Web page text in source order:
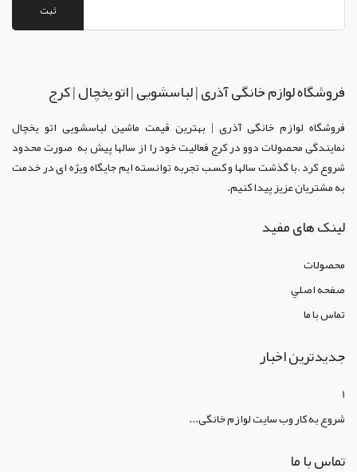
ثبت
فروشگاه لوازم خانگی آذری | لباسشویی | اتو یخچال | کرج
فروشگاه لوازم خانگی آذری | بهترین قیمت ماشین لباسشویی اتو یخچال
نمایندگی محصولات دوو در کرجفعالیت خود را از سالها پیش به صورت محدود
شروع کرد .با گذشت سالها و کسب تجربه توانسته ایم جایگاه ویژه ای در خدمت
به مشتریان عزیز پیدا کنیم.
لینک های مفید
محصولات
صفحه اصلي
تماس با ما
جدیدترین اخبار
1
شروع به کار وب سایت لوازم خانگی...
تماس با ما